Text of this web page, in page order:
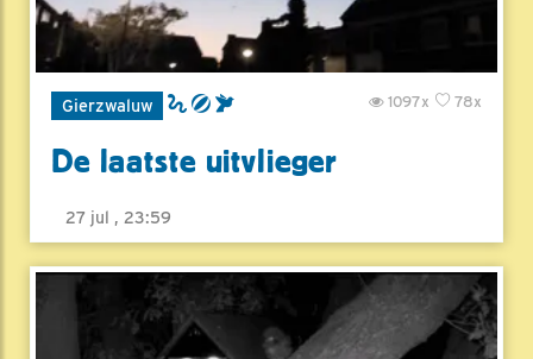
Gierzwaluw 78x
1097x
De laatste uitvlieger
27 jul , 23:59